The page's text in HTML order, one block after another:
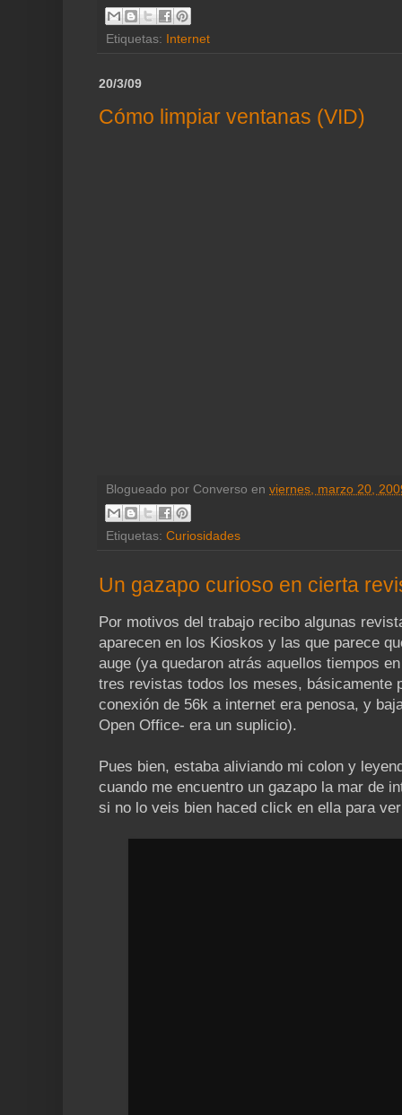
Etiquetas: Internet
20/3/09
Cómo limpiar ventanas (VID)
Blogueado por Converso en viernes, marzo 20,
Etiquetas: Curiosidades
Un gazapo curioso en cierta
Por motivos del trabajo recibo algunas
aparecen en los Kioskos y las que parece
auge (ya quedaron atrás aquellos tiempos
tres revistas todos los meses, básicamente
conexión de 56k a internet era penosa, y
Open Office- era un suplicio).
Pues bien, estaba aliviando mi colon y
cuando me encuentro un gazapo la mar de
si no lo veis bien haced click en ella para